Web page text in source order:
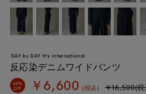
DAY by DAY It's international
反応染デニムワイドパンツ
60%
OFF ￥6,600 (税込) ￥16,500(